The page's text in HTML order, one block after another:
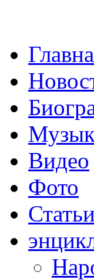
Видео
Фото
Статьи